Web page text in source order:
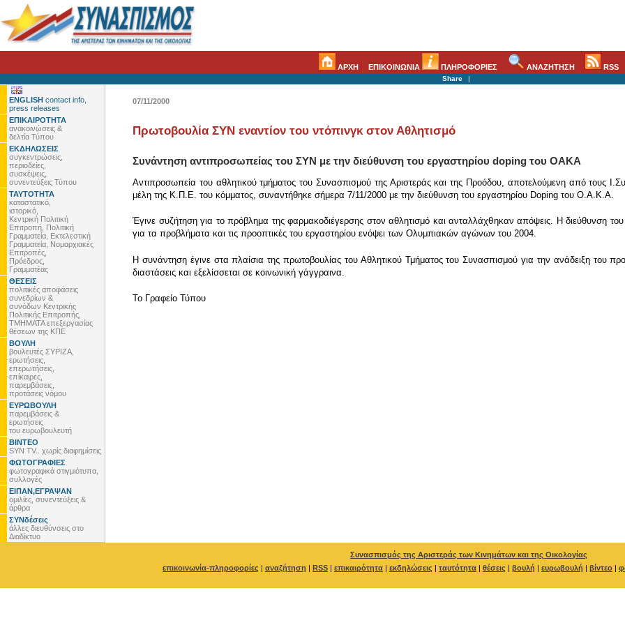
ΑΡΧΗ ΕΠΙΚΟΙΝΩΝΙΑ ΠΛΗΡΟΦΟΡΙΕΣ ΑΝΑΖΗΤΗΣΗ RSS
Share |
ENGLISH contact info,
press releases
ΕΠΙΚΑΙΡΟΤΗΤΑ
ανακοινώσεις &
δελτία Τύπου
ΕΚΔΗΛΩΣΕΙΣ
συγκεντρώσεις,
περιοδείες,
συσκέψεις,
συνεντεύξεις Τύπου
ΤΑΥΤΟΤΗΤΑ
καταστατικό,
ιστορικό,
Κεντρική Πολιτική
Επιτροπή, Πολιτική
Γραμματεία, Εκτελεστική
Γραμματεία, Νομαρχιακές
Επιτροπές,
Πρόεδρος,
Γραμματέας
ΘΕΣΕΙΣ
πολιτικές αποφάσεις
συνεδρίων &
συνόδων Κεντρικής
Πολιτικής Επιτροπής,
ΤΜΗΜΑΤΑ επεξεργασίας
θέσεων της ΚΠΕ
ΒΟΥΛΗ
βουλευτές ΣΥΡΙΖΑ,
ερωτήσεις,
επερωτήσεις,
επίκαιρες,
παρεμβάσεις,
προτάσεις νόμου
ΕΥΡΩΒΟΥΛΗ
παρεμβάσεις &
ερωτήσεις
του ευρωβουλευτή
ΒΙΝΤΕΟ
SYN TV.. χωρίς διαφημίσεις
ΦΩΤΟΓΡΑΦΙΕΣ
φωτογραφικά στιγμιότυπα,
συλλογές
ΕΙΠΑΝ,ΕΓΡΑΨΑΝ
ομιλίες, συνεντεύξεις &
άρθρα
ΣΥΝδέσεις
άλλες διευθύνσεις στο
Διαδίκτυο
07/11/2000
Πρωτοβουλία ΣΥΝ εναντίον του ντόπινγκ στον Αθλητισμό
Συνάντηση αντιπροσωπείας του ΣΥΝ με την διεύθυνση του εργαστηρίου doping του ΟΑΚΑ
Αντιπροσωπεία του αθλητικού τμήματος του Συνασπισμού της Αριστεράς και της Προόδου, αποτελούμενη από τους
μέλη της Κ.Π.Ε. του κόμματος, συναντήθηκε σήμερα 7/11/2000 με την διεύθυνση του εργαστηρίου Doping του Ο.Α.Κ.Α.
Έγινε συζήτηση για το πρόβλημα της φαρμακοδιέγερσης στον αθλητισμό και ανταλλάχθηκαν απόψεις. Η διεύθυνση
για τα προβλήματα και τις προοπτικές του εργαστηρίου ενόψει των Ολυμπιακών αγώνων του 2004.
Η συνάντηση έγινε στα πλαίσια της πρωτοβουλίας του Αθλητικού Τμήματος του Συνασπισμού για την ανάδειξη του
διαστάσεις και εξελίσσεται σε κοινωνική γάγγραινα.
To Γραφείο Τύπου
Συνασπισμός της Αριστεράς των Κινημάτων και της Οικολογίας
επικοινωνία-πληροφορίες | αναζήτηση | RSS | επικαιρότητα | εκδηλώσεις | ταυτότητα | θέσεις | βουλή | ευρωβουλή | βίντεο |